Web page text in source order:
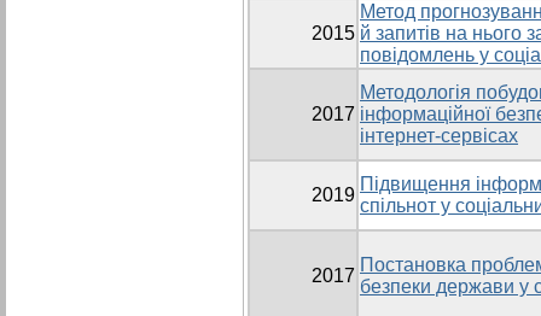
2015
Метод
й запитів на нього
повідомлень у
2017
Методологія
інформаційної
інтернет-сервісах
2019
Підвищення
спільнот у
2017
Постановка
безпеки держави у